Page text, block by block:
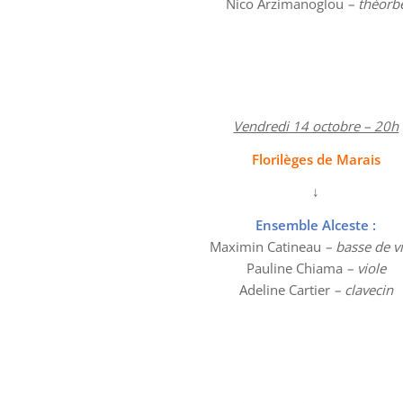
Vendredi 14 octobre – 20h
Florilèges de Marais
↓
Ensemble Alceste :
Maximin Catineau – basse de
Pauline Chiama – viole
Adeline Cartier – clavecin